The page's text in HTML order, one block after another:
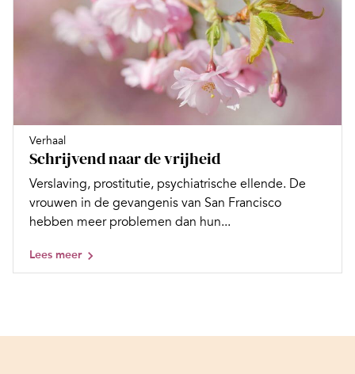
Verhaal
Schrijvend naar de vrijheid
Verslaving, prostitutie, psychiatrische ellende. De
vrouwen in de gevangenis van San Francisco
hebben meer problemen dan hun...
Lees meer